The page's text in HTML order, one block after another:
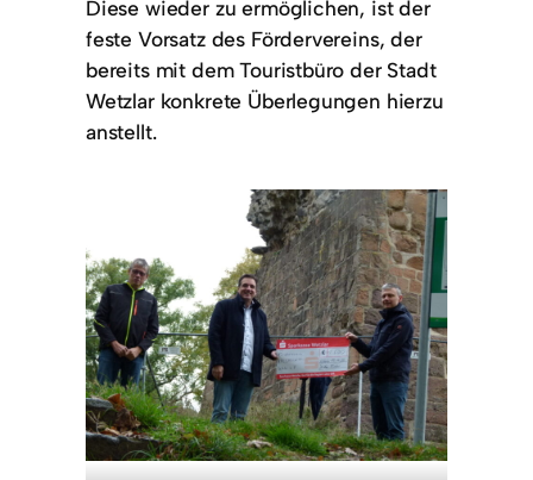
Diese wieder zu ermöglichen, ist der
feste Vorsatz des Fördervereins, der
bereits mit dem Touristbüro der Stadt
Wetzlar konkrete Überlegungen hierzu
anstellt.